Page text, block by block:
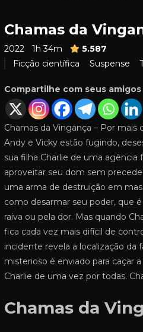
Chamas da
2022 1h 34m
5.587
Ficção científica
Suspense
Compartilhe com seus amigos
Chamas da Vingança – Por mais
Andy e Vicky estão fugindo,
sua filha Charlie de uma agência
aproveitar seu dom sem
uma arma de destruição em
como desarmar seu poder, que
raiva ou pela dor. Mas quando
fica cada vez mais difícil de
incidente revela a localização da
misterioso é enviado para caçar
Charlie de uma vez por todas.
Chamas da